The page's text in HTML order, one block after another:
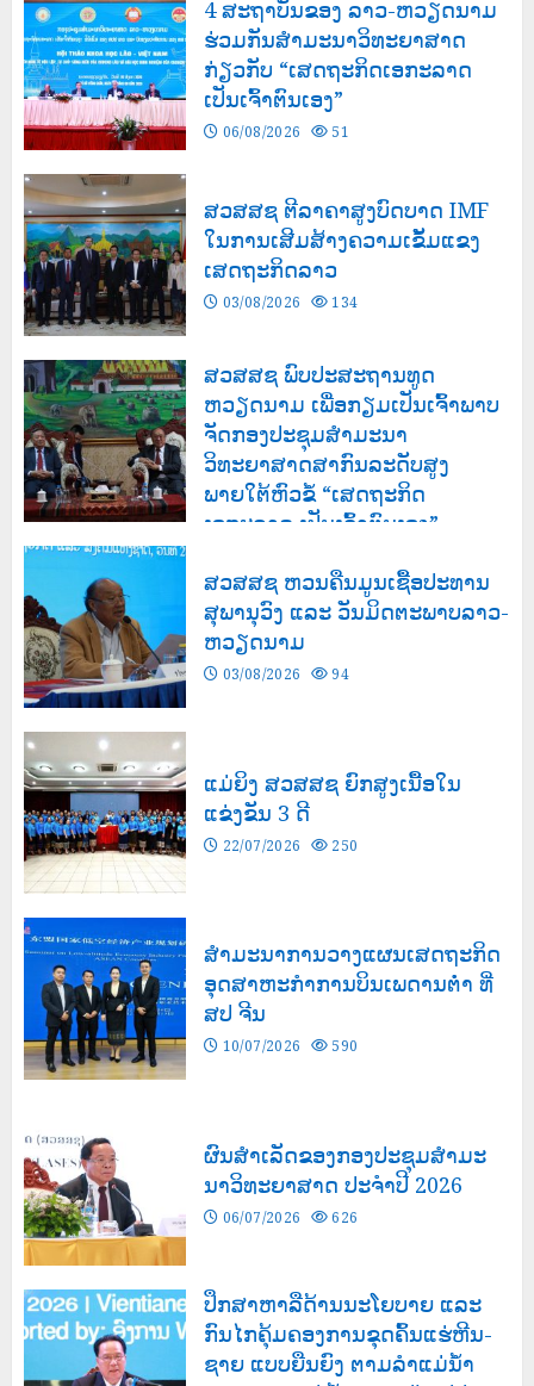
4 ສະຖາບັນຂອງ ລາວ-ຫວຽດນາມ
ຮ່ວມກັນສໍາມະນາວິທະຍາສາດ
ກ່ຽວກັບ “ເສດຖະກິດເອກະລາດ
ເປັນເຈົ້າຕົນເອງ”
06/08/2026 51
ສວສສຊ ຕີລາຄາສູງບົດບາດ IMF
ໃນການເສີມສ້າງຄວາມເຂັ້ມແຂງ
ເສດຖະກິດລາວ
03/08/2026 134
ສວສສຊ ພົບປະສະຖານທູດ
ຫວຽດນາມ ເພື່ອກຽມເປັນເຈົ້າພາບ
ຈັດກອງປະຊຸມສຳມະນາ
ວິທະຍາສາດສາກົນລະດັບສູງ
ພາຍໃຕ້ຫົວຂໍ້ “ເສດຖະກິດ
ເອກະລາດ ເປັນເຈົ້າຕົນເອງ”
ສວສສຊ ຫວນຄືນມູນເຊື້ອປະທານ
ສຸພານຸວົງ ແລະ ວັນມິດຕະພາບລາວ-
ຫວຽດນາມ
03/08/2026 94
ແມ່ຍິງ ສວສສຊ ຍົກສູງເນື້ອໃນ
ແຂ່ງຂັນ 3 ດີ
22/07/2026 250
ສຳມະນາການວາງແຜນເສດຖະກິດ
ອຸດສາຫະກຳການບິນເພດານຕ່ຳ ທີ່
ສປ ຈີນ
10/07/2026 590
ຜົນສໍາເລັດຂອງກອງປະຊຸມສຳມະ
ນາວິທະຍາສາດ ປະຈຳປີ 2026
06/07/2026 626
ປຶກສາຫາລືດ້ານນະໂຍບາຍ ແລະ
ກົນໄກຄຸ້ມຄອງການຂຸດຄົ້ນແຮ່ຫີນ-
ຊາຍ ແບບຍືນຍົງ ຕາມລຳແມ່ນໍ້າ